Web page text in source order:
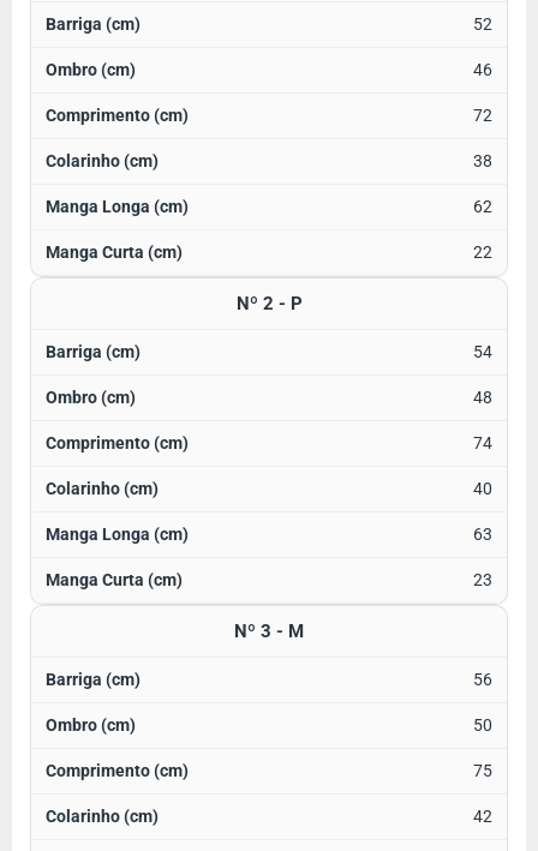
52
46
72
38
62
22
Nº 2 - P
54
48
74
40
63
23
Nº 3 - M
56
50
75
42